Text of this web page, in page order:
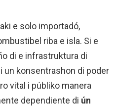
e solo importadó,
riba e isla. Si e
di e infrastruktura di
un konsentrashon di poder
vital i públiko manera
dependiente di ún